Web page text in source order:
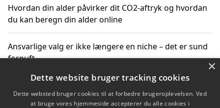
Hvordan din alder påvirker dit CO2-aftryk og hvordan
du kan beregn din alder online
Ansvarlige valg er ikke længere en niche – det er sund
fornuft
Sådan kan du handle bæredygtigt og bestil med
faktura
×
Dette website bruger tracking cookies
Dette websted bruger cookies til at forbedre brugeroplevelsen. Ved
at bruge vores hjemmeside accepterer du alle cookies i